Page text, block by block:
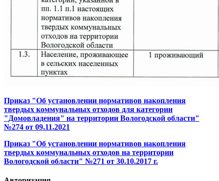
Приказ "Об установлении нормативов накопления
твердых коммунальных отходов для категории
"Домовладения" на территории Вологодской области"
№274 от 09.11.2021
Приказ "Об установлении нормативов накопления
твердых коммунальных отходов на территории
Вологодской области" №271 от 30.10.2017 г.